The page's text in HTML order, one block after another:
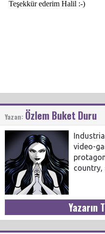
Yazan: Özlem Buket Duru
video-
country,
Yazarın